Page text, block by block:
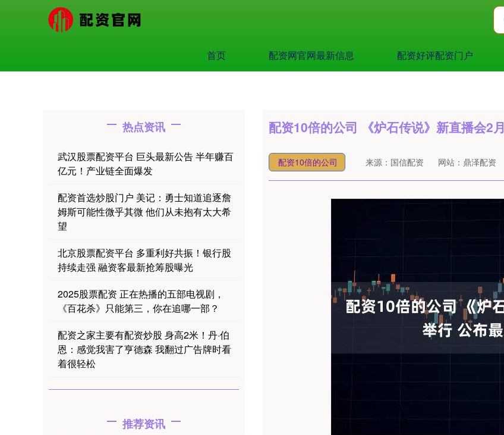
首页 配资网官网最新信息 配资好评配资门户
配资10倍的公司 《炉石传说》新直播会2
配资10倍的公司 来源：国信配资 网站：鼎泽配资
热点资讯
武汉股票配资平台 巨头最新公告 半年赚百
亿元！产业链全面爆发
配资首选炒股门户 美记：勇士知道追逐詹
姆斯可能性微乎其微 他们从未抱有太大希
望
北京股票配资平台 多重利好共振！银行股
持续走强 融资客最新抢筹股曝光
2025股票配资 正在热播的五部电视剧，
《百花杀》只能第三，你在追哪一部？
配资之家主要有配资炒股 身高2米！丹·伯
恩：感觉我害了亨德森 我翻过广告牌时看
着很轻松
推荐资讯